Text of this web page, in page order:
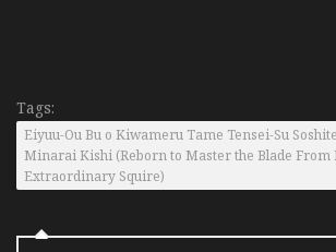
Tags:
Eiyuu-Ou Bu o Kiwameru Tame Tensei-Su
Minarai Kishi (Reborn to Master the Blade From
Extraordinary Squire)